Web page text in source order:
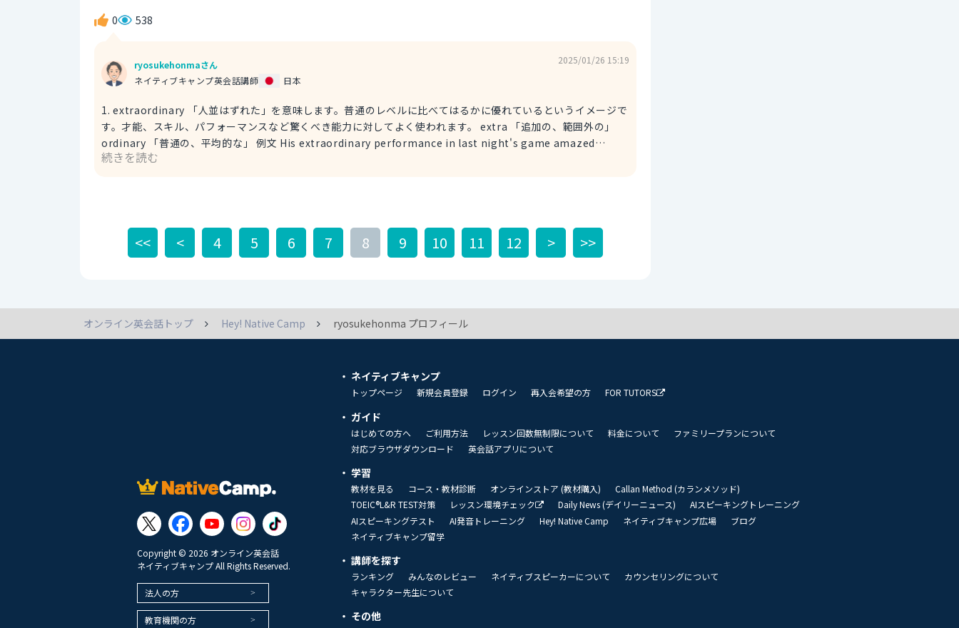
0 538
ryosukehonmaさん
ネイティブキャンプ英会話講師
日本
2025/01/26 15:19
1. extraordinary 「人並はずれた」を意味します。普通のレベルに比べてはるかに優れているというイメージで
す。才能、スキル、パフォーマンスなど驚くべき能力に対してよく使われます。 extra 「追加の、範囲外の」
ordinary 「普通の、平均的な」 例文 His extraordinary performance in last night's game amazed
everyone. 昨夜の試合での彼の人並はずれたパフォーマンスに、誰もが驚いた。 amaze 「驚かせる」 2.
れたものだったよ！ score 「点数を取る」
続きを読む
<< < 4 5 6 7 8 9 10 11 12 > >>
オンライン英会話トップ Hey! Native Camp ryosukehonma プロフィール
Copyright © 2026 オンライン英会話
ネイティブキャンプ All Rights Reserved.
法人の方
教育機関の方
ネイティブキャンプ
トップページ 新規会員登録 ログイン 再入会希望の方 FOR TUTORS
ガイド
はじめての方へ ご利用方法 レッスン回数無制限について 料金について
ファミリープランについて
対応ブラウザダウンロード
英会話アプリについて
学習
教材を見る コース・教材診断 オンラインストア (教材購入)
Callan Method (カランメソッド)
TOEIC®L&R TEST対策
レッスン環境チェック Daily News (デイリーニュース)
AIスピーキングトレーニング
AIスピーキングテスト
AI発音トレーニング Hey! Native Camp ネイティブキャンプ広場
ブログ
ネイティブキャンプ留学
講師を探す
ランキング みんなのレビュー ネイティブスピーカーについて
カウンセリングについて
キャラクター先生について
その他